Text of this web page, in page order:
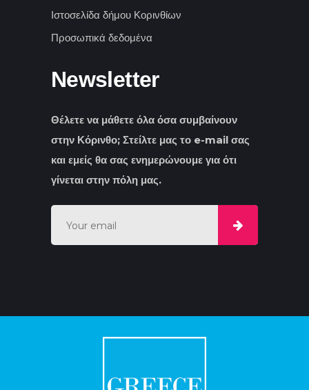
Ιστοσελίδα δήμου Κορινθίων
Προσωπικά δεδομένα
Newsletter
Θέλετε να μάθετε όλα όσα συμβαίνουν
στην Κόρινθο; Στείλτε μας το e-mail σας
και εμείς θα σας ενημερώνουμε για ότι
γίνεται στην πόλη μας.